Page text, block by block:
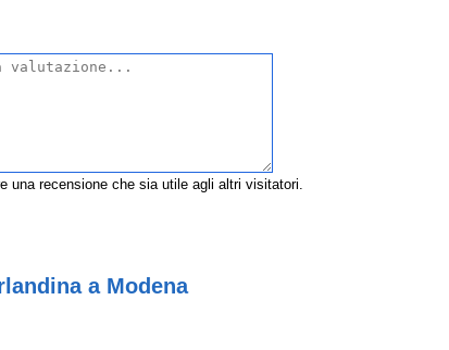
una recensione che sia utile agli altri visitatori.
a Modena